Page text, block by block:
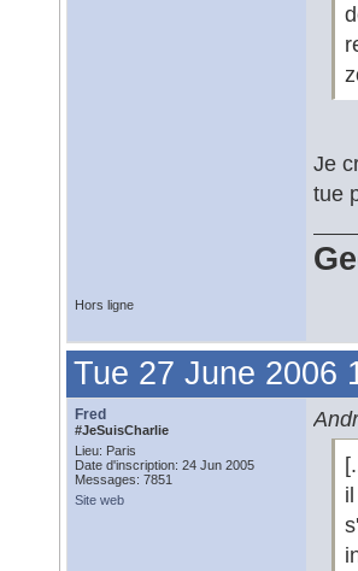
Je
tue
Hors ligne
Tue 27 June 2006
Fred
#JeSuisCharlie
Lieu: Paris
Date d'inscription: 24 Jun 2005
Messages: 7851
Site web